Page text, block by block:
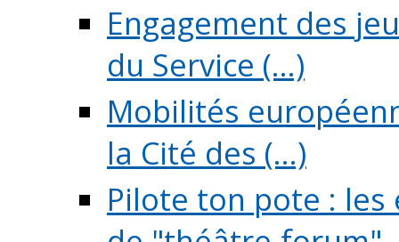
Engagement des
du Service (...)
Mobilités
la Cité des (...)
Pilote ton pote :